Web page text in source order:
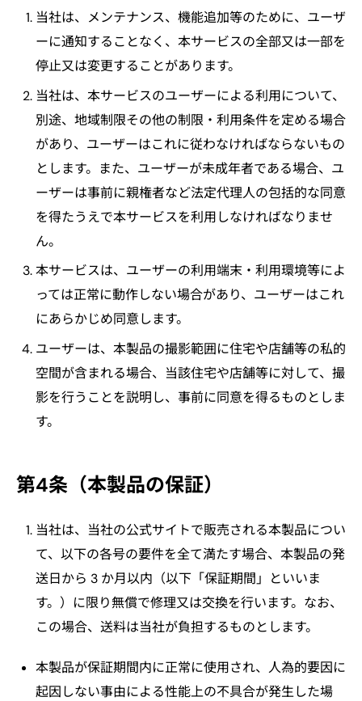
当社は、メンテナンス、機能追加等のために、ユーザ
ーに通知することなく、本サービスの全部又は一部を
停止又は変更することがあります。
当社は、本サービスのユーザーによる利用について、
別途、地域制限その他の制限・利用条件を定める場合
があり、ユーザーはこれに従わなければならないもの
とします。また、ユーザーが未成年者である場合、ユ
ーザーは事前に親権者など法定代理人の包括的な同意
を得たうえで本サービスを利用しなければなりませ
ん。
本サービスは、ユーザーの利用端末・利用環境等によ
っては正常に動作しない場合があり、ユーザーはこれ
にあらかじめ同意します。
ユーザーは、本製品の撮影範囲に住宅や店舗等の私的
空間が含まれる場合、当該住宅や店舗等に対して、撮
影を行うことを説明し、事前に同意を得るものとしま
す。
第4条（本製品の保証）
当社は、当社の公式サイトで販売される本製品につい
て、以下の各号の要件を全て満たす場合、本製品の発
送日から 3 か月以内（以下「保証期間」といいま
す。）に限り無償で修理又は交換を行います。なお、
この場合、送料は当社が負担するものとします。
本製品が保証期間内に正常に使用され、人為的要因に
起因しない事由による性能上の不具合が発生した場